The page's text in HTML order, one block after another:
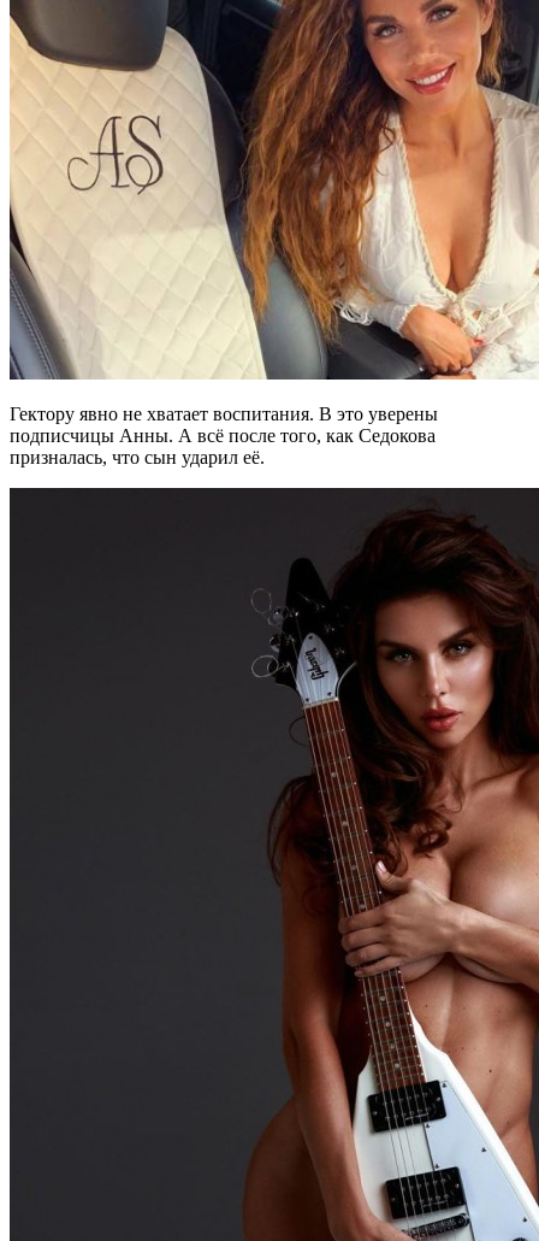
Гектору явно не хватает воспитания. В это уверены
подписчицы Анны. А всё после того, как Седокова
призналась, что сын ударил её.